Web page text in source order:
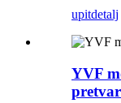
upitdetalj
YVF